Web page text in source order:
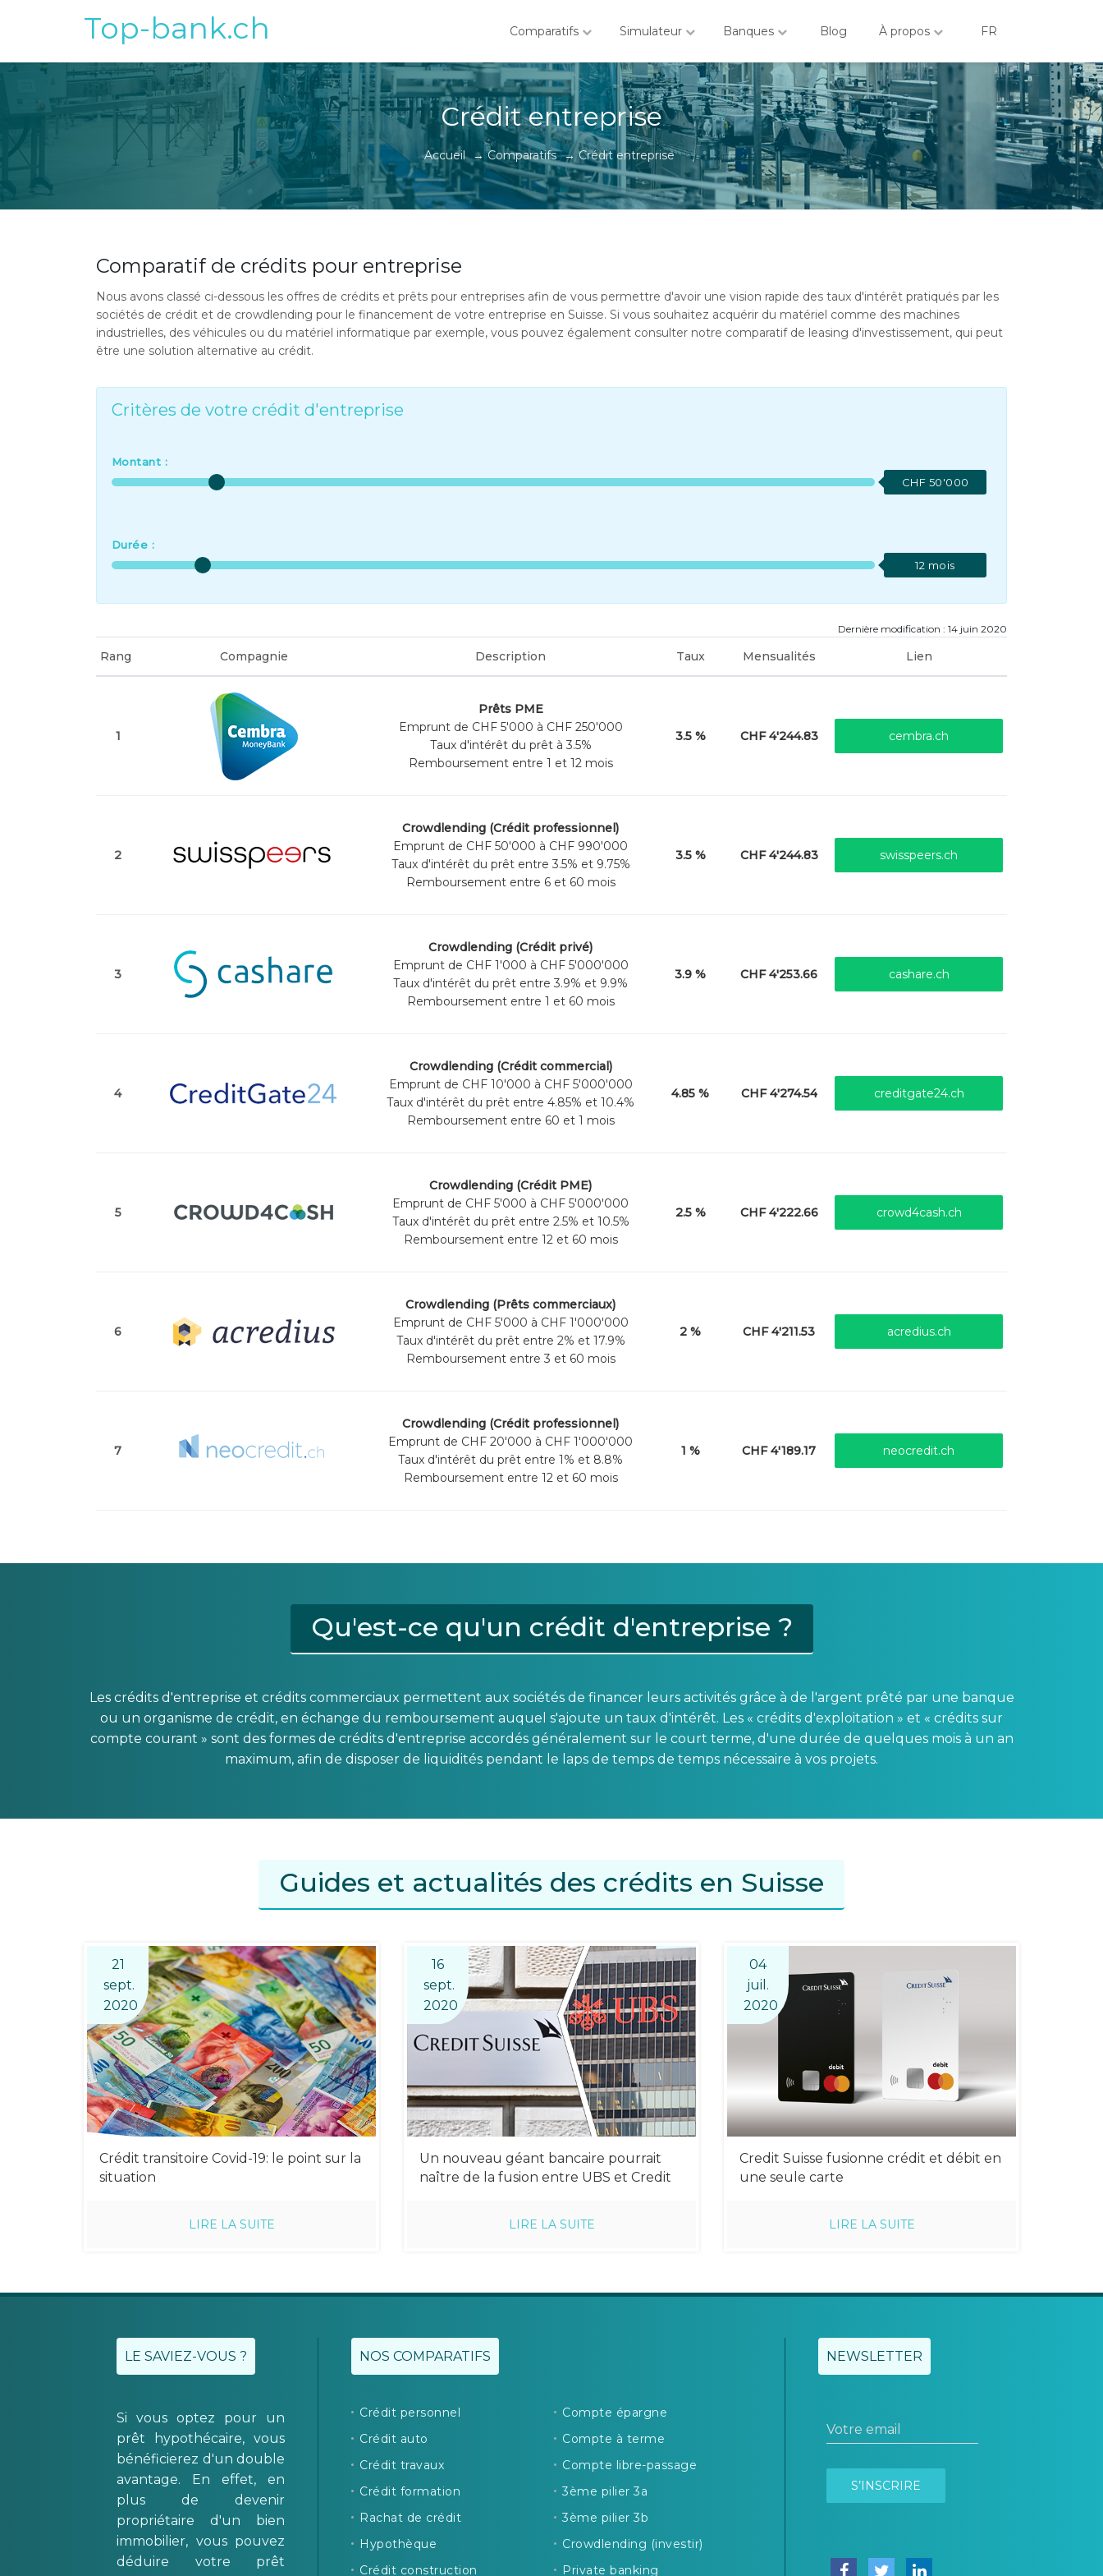
Top-bank.ch Comparatifs Simulateur Banques Blog À propos FR
Crédit entreprise
Accueil → Comparatifs → Crédit entreprise
Comparatif de crédits pour entreprise
Nous avons classé ci-dessous les offres de crédits et prêts pour entreprises afin de vous permettre d'avoir une vision rapide des taux d'intérêt pratiqués par les
sociétés de crédit et de crowdlending pour le financement de votre entreprise en Suisse. Si vous souhaitez acquérir du matériel comme des machines
industrielles, des véhicules ou du matériel informatique par exemple, vous pouvez également consulter notre comparatif de leasing d'investissement, qui peut
être une solution alternative au crédit.
Critères de votre crédit d'entreprise
Montant :
CHF 50'000
Durée :
12 mois
Dernière modification : 14 juin 2020
Rang Compagnie Description Taux Mensualités Lien
1
Prêts PME
Emprunt de CHF 5'000 à CHF 250'000
Taux d'intérêt du prêt à 3.5%
Remboursement entre 1 et 12 mois
3.5 % CHF 4'244.83 cembra.ch
2
Crowdlending (Crédit professionnel)
Emprunt de CHF 50'000 à CHF 990'000
Taux d'intérêt du prêt entre 3.5% et 9.75%
Remboursement entre 6 et 60 mois
3.5 % CHF 4'244.83 swisspeers.ch
3
Crowdlending (Crédit privé)
Emprunt de CHF 1'000 à CHF 5'000'000
Taux d'intérêt du prêt entre 3.9% et 9.9%
Remboursement entre 1 et 60 mois
3.9 % CHF 4'253.66 cashare.ch
4
Crowdlending (Crédit commercial)
Emprunt de CHF 10'000 à CHF 5'000'000
Taux d'intérêt du prêt entre 4.85% et 10.4%
Remboursement entre 60 et 1 mois
4.85 % CHF 4'274.54 creditgate24.ch
5
Crowdlending (Crédit PME)
Emprunt de CHF 5'000 à CHF 5'000'000
Taux d'intérêt du prêt entre 2.5% et 10.5%
Remboursement entre 12 et 60 mois
2.5 % CHF 4'222.66 crowd4cash.ch
6
Crowdlending (Prêts commerciaux)
Emprunt de CHF 5'000 à CHF 1'000'000
Taux d'intérêt du prêt entre 2% et 17.9%
Remboursement entre 3 et 60 mois
2 % CHF 4'211.53 acredius.ch
7
Crowdlending (Crédit professionnel)
Emprunt de CHF 20'000 à CHF 1'000'000
Taux d'intérêt du prêt entre 1% et 8.8%
Remboursement entre 12 et 60 mois
1 % CHF 4'189.17 neocredit.ch
Qu'est-ce qu'un crédit d'entreprise ?
Les crédits d'entreprise et crédits commerciaux permettent aux sociétés de financer leurs activités grâce à de l'argent prêté par une banque
ou un organisme de crédit, en échange du remboursement auquel s'ajoute un taux d'intérêt. Les « crédits d'exploitation » et « crédits sur
compte courant » sont des formes de crédits d'entreprise accordés généralement sur le court terme, d'une durée de quelques mois à un an
maximum, afin de disposer de liquidités pendant le laps de temps de temps nécessaire à vos projets.
Guides et actualités des crédits en Suisse
21
sept.
2020
Crédit transitoire Covid-19: le point sur la
situation
LIRE LA SUITE
16
sept.
2020
Un nouveau géant bancaire pourrait
naître de la fusion entre UBS et Credit
LIRE LA SUITE
04
juil.
2020
Credit Suisse fusionne crédit et débit en
une seule carte
LIRE LA SUITE
LE SAVIEZ-VOUS ?
Si vous optez pour un
prêt hypothécaire, vous
bénéficierez d'un double
avantage. En effet, en
plus de devenir
propriétaire d'un bien
immobilier, vous pouvez
déduire votre prêt
NOS COMPARATIFS
Crédit personnel
Crédit auto
Crédit travaux
Crédit formation
Rachat de crédit
Hypothèque
Crédit construction
Compte épargne
Compte à terme
Compte libre-passage
3ème pilier 3a
3ème pilier 3b
Crowdlending (investir)
Private banking
NEWSLETTER
Votre email
S’INSCRIRE